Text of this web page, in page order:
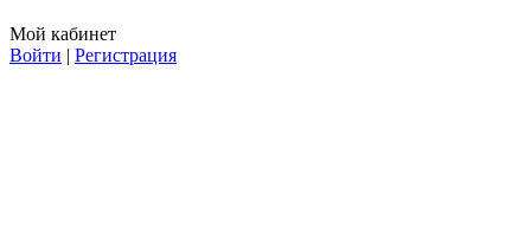
Мой кабинет
Войти | Регистрация